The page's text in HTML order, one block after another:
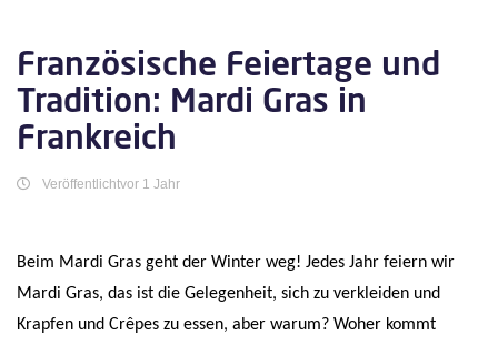
Französische Feiertage und
Tradition: Mardi Gras in
Frankreich
Veröffentlichtvor 1 Jahr
Beim Mardi Gras geht der Winter weg! Jedes Jahr feiern wir
Mardi Gras, das ist die Gelegenheit, sich zu verkleiden und
Krapfen und Crêpes zu essen, aber warum? Woher kommt